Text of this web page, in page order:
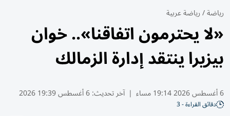
رياضة/رياضة عربية
«لا يحترمون اتفاقنا».. خوان
بيزيرا ينتقد إدارة الزمالك
6 أغسطس 2026 19:14 مساء | آخر تحديث:6 أغسطس 19:39 2026
دقائق القراءة - 3